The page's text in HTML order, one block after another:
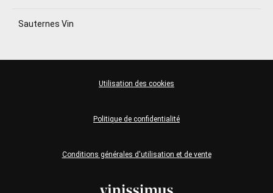
Sauternes Vin
Conditions générales d'utilisation et de vente
Politique de confidentialité
Utilisation des cookies